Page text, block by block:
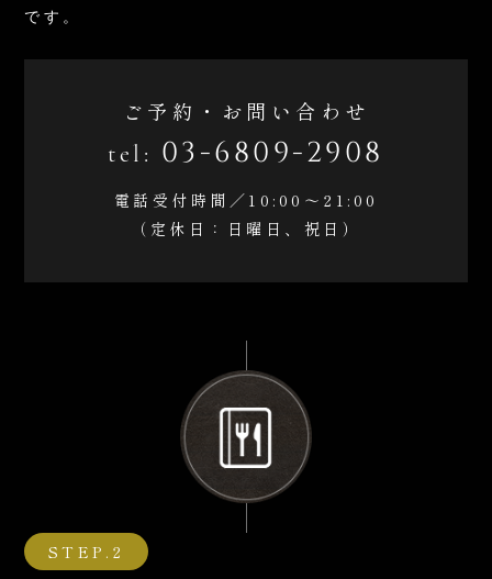
です。
ご予約・お問い合わせ
tel: 03-6809-2908
電話受付時間／10:00～21:00
（定休日：日曜日、祝日）
STEP.2